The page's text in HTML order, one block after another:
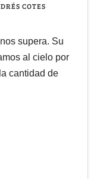
COTES
supera. Su
al cielo por
cantidad de